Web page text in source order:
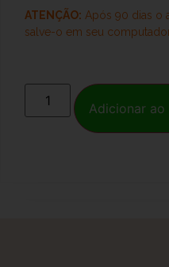
ATENÇÃO: Após 90 dias o
salve-o em seu
Adicionar ao